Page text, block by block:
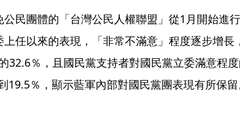
民團體的「台灣公民人權聯盟」從1月開始進
任以來的表現，「非常不滿意」程度逐步增長
32.6％，且國民黨支持者對國民黨立委滿意程
19.5％，顯示藍軍內部對國民黨團表現有所保留